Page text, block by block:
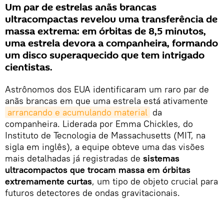
Um par de estrelas anãs brancas
ultracompactas revelou uma transferência de
massa extrema: em órbitas de 8,5 minutos,
uma estrela devora a companheira, formando
um disco superaquecido que tem intrigado
cientistas.
Astrônomos dos EUA identificaram um raro par de
anãs brancas em que uma estrela está ativamente
arrancando e acumulando material da
companheira. Liderada por Emma Chickles, do
Instituto de Tecnologia de Massachusetts (MIT, na
sigla em inglês), a equipe obteve uma das visões
mais detalhadas já registradas de sistemas
ultracompactos que trocam massa em órbitas
extremamente curtas, um tipo de objeto crucial para
futuros detectores de ondas gravitacionais.